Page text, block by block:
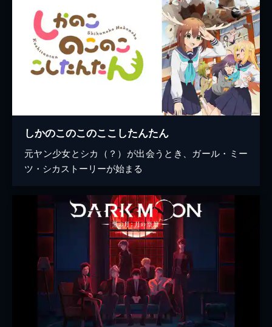
しかのこのこのここしたんたん
元ヤン少女とシカ（？）が出会うとき、ガール・ミー
ツ・シカストーリーが始まる